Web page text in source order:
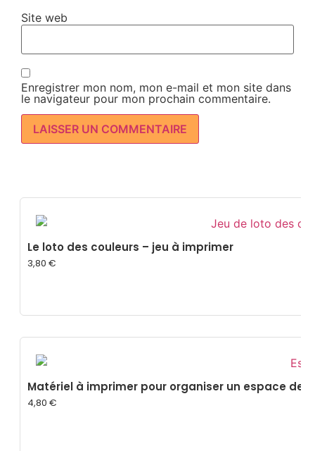
Site web
Enregistrer mon nom, mon e-mail et mon site dans
le navigateur pour mon prochain commentaire.
Le loto des couleurs – jeu à imprimer
3,80 €
Matériel à imprimer pour organiser un espace de
4,80 €